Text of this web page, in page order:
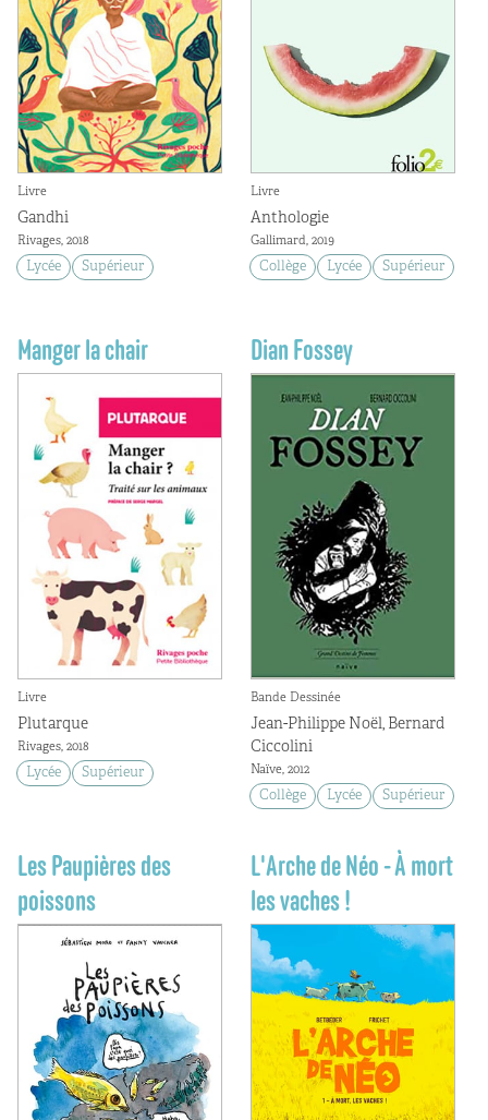
Livre
Gandhi
Rivages, 2018
Lycée Supérieur
Livre
Anthologie
Gallimard, 2019
Collège Lycée Supérieur
Manger la chair
Livre
Plutarque
Rivages, 2018
Lycée Supérieur
Dian Fossey
Bande Dessinée
Jean-Philippe Noël, Bernard
Ciccolini
Naïve, 2012
Collège Lycée Supérieur
Les Paupières des
poissons
L'Arche de Néo - À mort
les vaches !